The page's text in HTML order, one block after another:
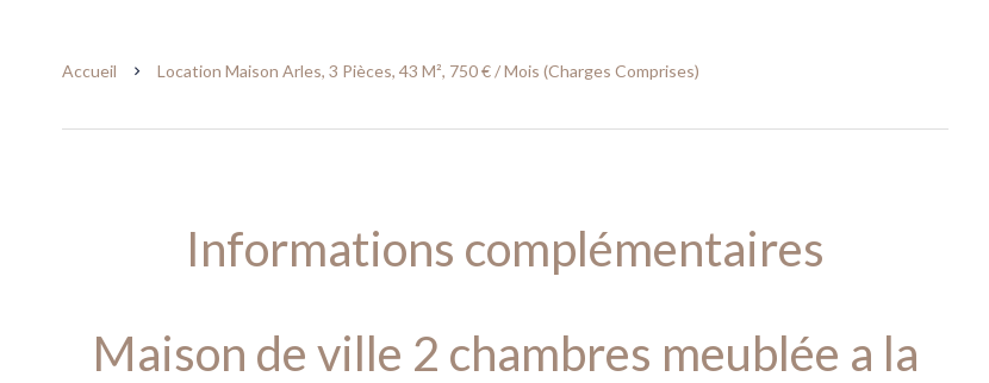
Accueil Location Maison Arles, 3 Pièces, 43 M², 750 € / Mois (Charges Comprises)
Informations complémentaires
Maison de ville 2 chambres meublée a la